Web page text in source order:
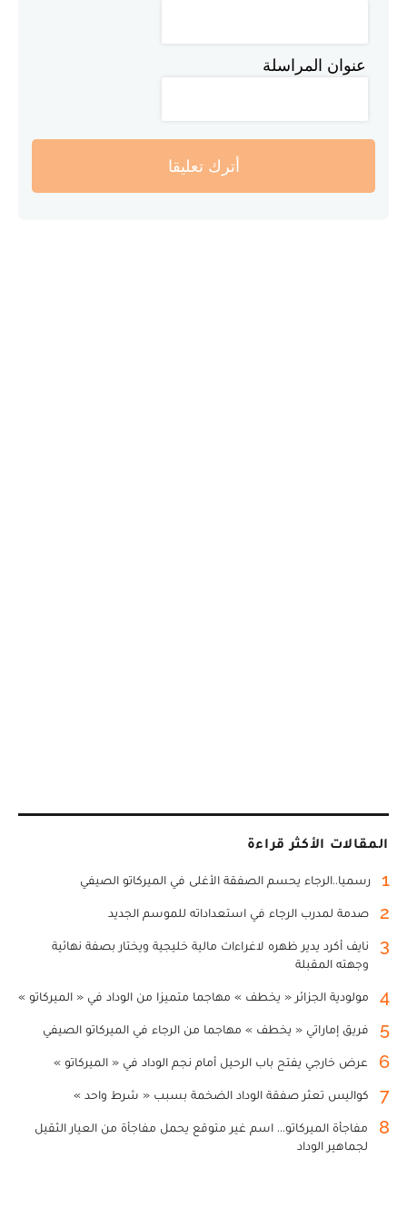
عنوان المراسلة
أترك تعليقا
المقالات الأكثر قراءة
1 رسميا..الرجاء يحسم الصفقة الأغلى في الميركاتو الصيفي
2 صدمة لمدرب الرجاء في استعداداته للموسم الجديد
3
نايف أكرد يدير ظهره لاغراءات مالية خليجية ويختار بصفة نهائية
وجهته المقبلة
4 مولودية الجزائر « يخطف » مهاجما متميزا من الوداد في « الميركاتو »
5 فريق إماراتي « يخطف » مهاجما من الرجاء في الميركاتو الصيفي
6 عرض خارجي يفتح باب الرحيل أمام نجم الوداد في « الميركاتو »
7 كواليس تعثر صفقة الوداد الضخمة بسبب « شرط واحد »
8
مفاجأة الميركاتو... اسم غير متوقع يحمل مفاجأة من العيار الثقيل
لجماهير الوداد